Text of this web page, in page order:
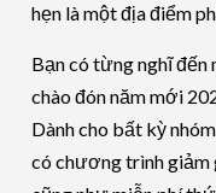
hẹn là một địa điểm
Bạn có từng nghĩ đến
chào đón năm mới
Dành cho bất kỳ
có chương trình giảm